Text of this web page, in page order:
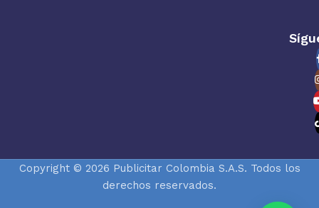
Copyright © 2026 Publicitar Colombia S.A.S. Todos los
derechos reservados.